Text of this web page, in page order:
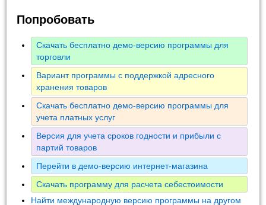
Попробовать
Скачать бесплатно демо-версию программы для
торговли
Вариант программы с поддержкой адресного
хранения товаров
Скачать бесплатно демо-версию программы для
учета платных услуг
Версия для учета сроков годности и прибыли с
партий товаров
Перейти в демо-версию интернет-магазина
Скачать программу для расчета себестоимости
Найти международную версию программы на другом